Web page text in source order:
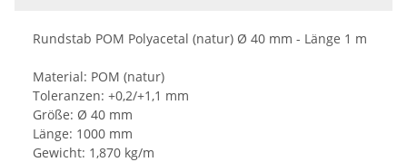
Rundstab POM Polyacetal (natur) Ø 40 mm - Länge 1 m
Material: POM (natur)
Toleranzen: +0,2/+1,1 mm
Größe: Ø 40 mm
Länge: 1000 mm
Gewicht: 1,870 kg/m